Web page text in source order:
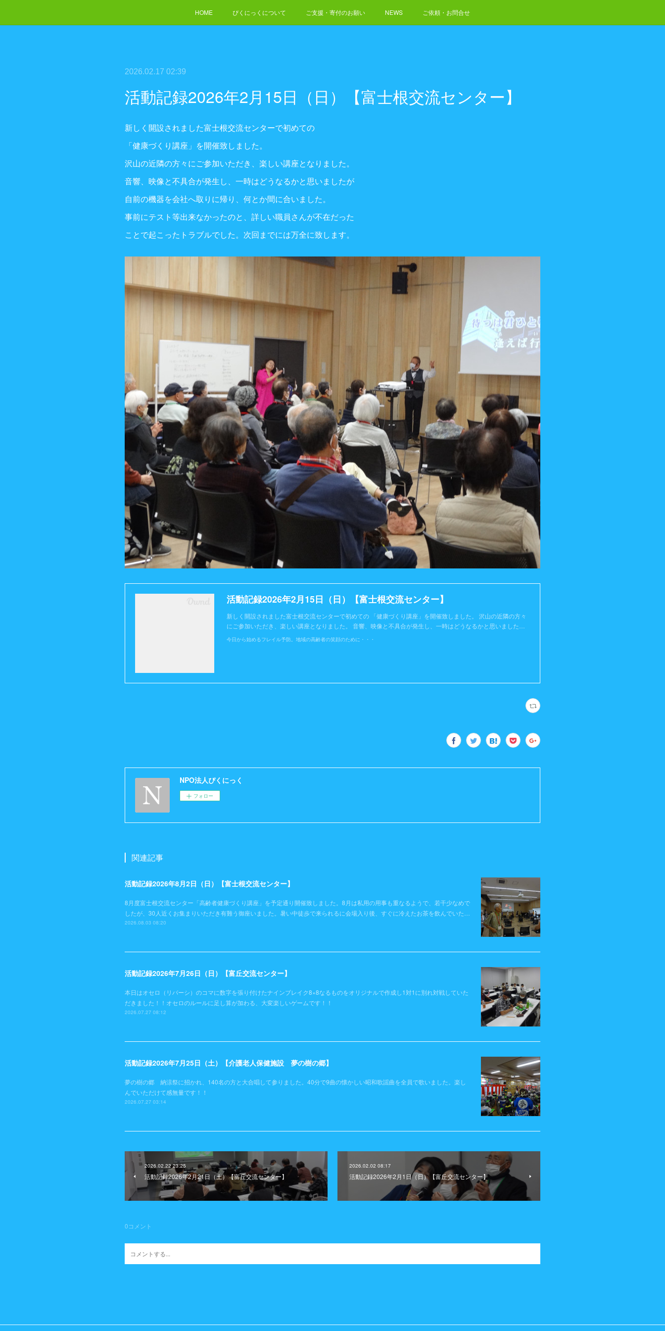
HOME ぴくにっくについて ご支援・寄付のお願い NEWS ご依頼・お問合せ
2026.02.17 02:39
活動記録2026年2月15日（日）【富士根交流センター】
新しく開設されました富士根交流センターで初めての
「健康づくり講座」を開催致しました。
沢山の近隣の方々にご参加いただき、楽しい講座となりました。
音響、映像と不具合が発生し、一時はどうなるかと思いましたが
自前の機器を会社へ取りに帰り、何とか間に合いました。
事前にテスト等出来なかったのと、詳しい職員さんが不在だった
ことで起こったトラブルでした。次回までには万全に致します。
活動記録2026年2月15日（日）【富士根交流センター】
新しく開設されました富士根交流センターで初めての 「健康づくり講座」を開催致しました。 沢山の近隣の方々
にご参加いただき、楽しい講座となりました。 音響、映像と不具合が発生し、一時はどうなるかと思いました…
今日から始めるフレイル予防。地域の高齢者の笑顔のために・・・
NPO法人ぴくにっく
フォロー
関連記事
活動記録2026年8月2日（日）【富士根交流センター】
8月度富士根交流センター「高齢者健康づくり講座」を予定通り開催致しました。8月は私用の用事も重なるようで、若干少なめで
したが、30人近くお集まりいただき有難う御座いました。暑い中徒歩で来られるに会場入り後、すぐに冷えたお茶を飲んでいた…
2026.08.03 08:20
活動記録2026年7月26日（日）【富丘交流センター】
本日はオセロ（リバーシ）のコマに数字を張り付けたナインブレイク8×8なるものをオリジナルで作成し1対1に別れ対戦していた
だきました！！オセロのルールに足し算が加わる、大変楽しいゲームです！！
2026.07.27 08:12
活動記録2026年7月25日（土）【介護老人保健施設 夢の樹の郷】
夢の樹の郷 納涼祭に招かれ、140名の方と大合唱して参りました。40分で9曲の懐かしい昭和歌謡曲を全員で歌いました。楽し
んでいただけて感無量です！！
2026.07.27 03:14
2026.02.22 23:25
活動記録2026年2月21日（土）【富丘交流センター】
2026.02.02 08:17
活動記録2026年2月1日（日）【富丘交流センター】
0コメント